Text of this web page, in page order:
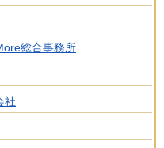
総合事務所
社